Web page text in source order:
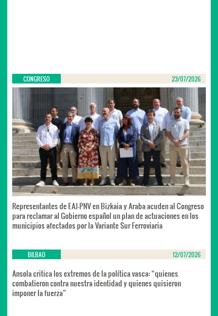
CONGRESO 23/07/2026
Representantes de EAJ-PNV en Bizkaia y Araba acuden al Congreso
para reclamar al Gobierno español un plan de actuaciones en los
municipios afectados por la Variante Sur Ferroviaria
BILBAO 12/07/2026
Ansola critica los extremos de la política vasca: “quienes
combatieron contra nuestra identidad y quienes quisieron
imponer la fuerza”